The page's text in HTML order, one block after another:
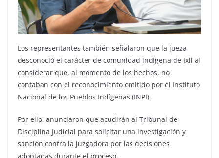
Los representantes también señalaron que la jueza
desconoció el carácter de comunidad indígena de Ixil al
considerar que, al momento de los hechos, no
contaban con el reconocimiento emitido por el Instituto
Nacional de los Pueblos Indígenas (INPI).
Por ello, anunciaron que acudirán al Tribunal de
Disciplina Judicial para solicitar una investigación y
sanción contra la juzgadora por las decisiones
adoptadas durante el proceso.